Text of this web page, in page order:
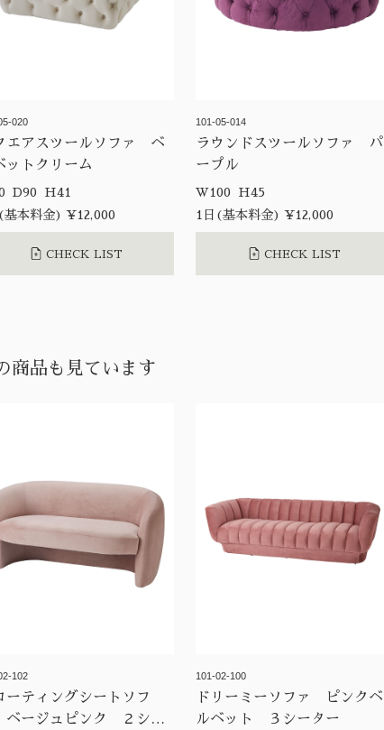
020
エアスツールソファ ベ
ットクリーム
W90 D90 H41
基本料金) ¥12,000
CHECK LIST
101-05-014
ラウンドスツールソファ パ
ープル
W100 H45
1日(基本料金) ¥12,000
CHECK LIST
商品も見ています
102
ーティングシートソフ
ージュピンク ２シー
101-02-100
ドリーミーソファ ピンクベ
ルベット ３シーター